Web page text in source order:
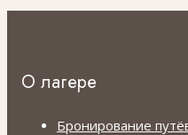
О лагере
Бронирование